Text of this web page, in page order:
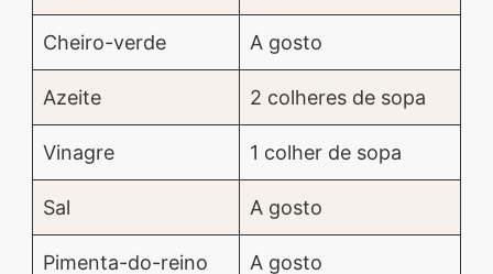
Cheiro-verde A gosto
Azeite 2 colheres de sopa
Vinagre 1 colher de sopa
Sal A gosto
Pimenta-do-reino A gosto